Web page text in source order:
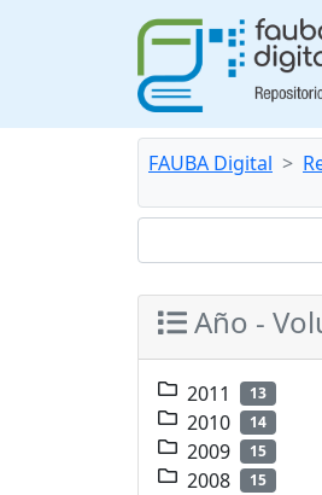
FAUBA Digital
Año -
2011 13
2010 14
2009 15
2008 15